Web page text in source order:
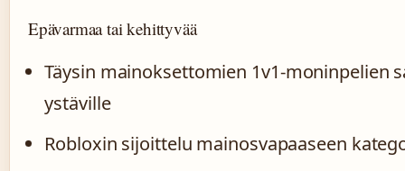
Epävarmaa tai kehittyvää
Täysin mainoksettomien 1v1-moninpelien
ystäville
Robloxin sijoittelu mainosvapaaseen